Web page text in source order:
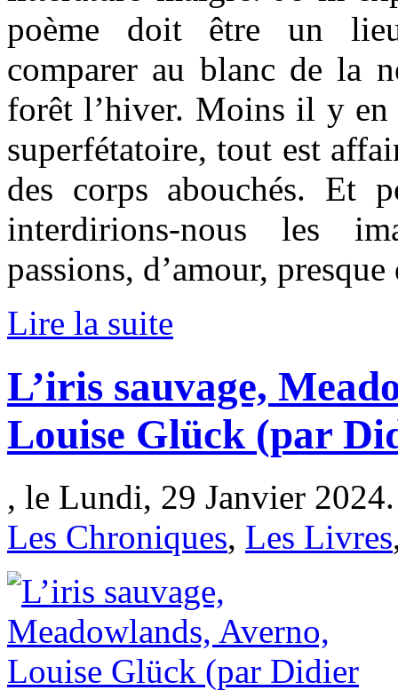
poème doit être un
comparer au blanc de la
forêt l’hiver. Moins il y en
superfétatoire, tout est
des corps abouchés. Et
interdirions-nous les
passions, d’amour,
Lire la suite
L’iris sauvage,
Louise Glück (par
, le Lundi, 29 Janvier
Les Chroniques, Les Livres